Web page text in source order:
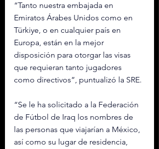
“Tanto nuestra embajada en
Emiratos Árabes Unidos como en
Türkiye, o en cualquier país en
Europa, están en la mejor
disposición para otorgar las visas
que requieran tanto jugadores
como directivos”, puntualizó la SRE.
“Se le ha solicitado a la Federación
de Fútbol de Iraq los nombres de
las personas que viajarían a México,
así como su lugar de residencia,